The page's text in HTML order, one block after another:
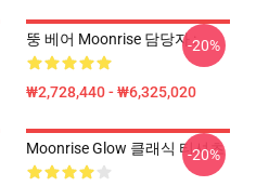
뚱 베어 Moonrise 담당자 :
₩2,728,440 - ₩6,325,020
-20%
Moonrise Glow 클래식 티셔츠
-20%